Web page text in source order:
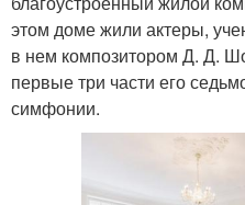
этом доме жили актеры,
в нем композитором Д. Д.
первые три части его
симфонии.